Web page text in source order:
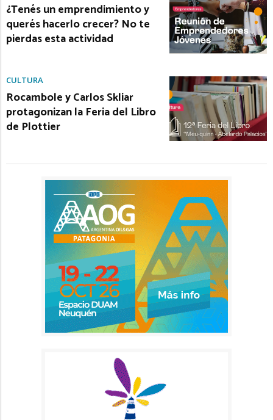
¿Tenés un emprendimiento y
querés hacerlo crecer? No te
pierdas esta actividad
CULTURA
Rocambole y Carlos Skliar
protagonizan la Feria del Libro
de Plottier